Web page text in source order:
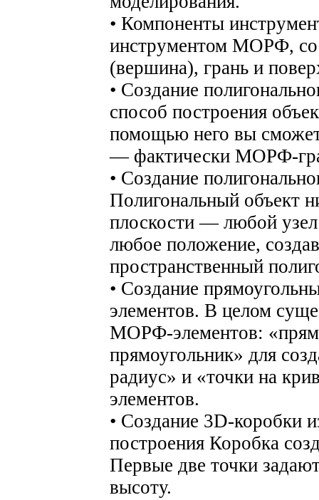
• Компоненты
инструментом МОРФ,
(вершина), грань и
• Создание
способ построения
помощью него вы
— фактически МОРФ-
• Создание
Полигональный объект
плоскости — любой узел
любое положение,
пространственный
• Создание
элементов. В целом
МОРФ-элементов:
прямоугольник» для
радиус» и «точки на
элементов.
• Создание 3D-
построения Коробка
Первые две точки
высоту.